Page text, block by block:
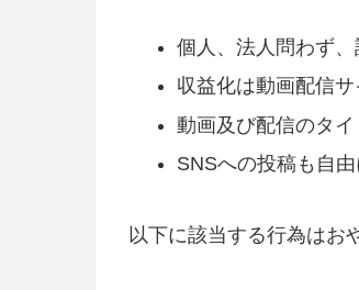
個人、法人問わず
収益化は動画配信
動画及び配信のタ
SNSへの投稿も自
以下に該当する行為はお